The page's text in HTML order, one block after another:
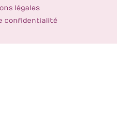
légales
confidentialité